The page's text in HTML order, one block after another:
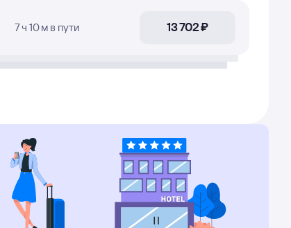
7 ч 10 м в пути 13 ⁠702 ⁠₽